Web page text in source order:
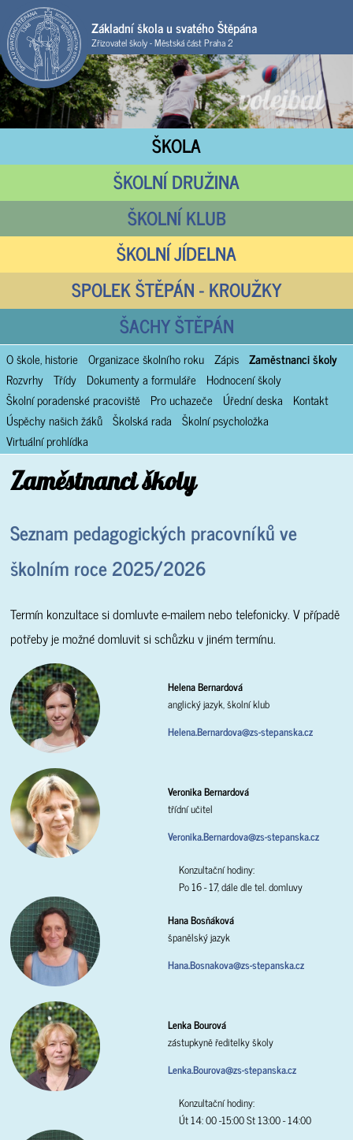
Základní škola u svatého Štěpána
Zřizovatel školy - Městská část Praha 2
ŠKOLA
ŠKOLNÍ DRUŽINA
ŠKOLNÍ KLUB
ŠKOLNÍ JÍDELNA
SPOLEK ŠTĚPÁN - KROUŽKY
ŠACHY ŠTĚPÁN
O škole, historie Organizace školního roku Zápis Zaměstnanci školy
Rozvrhy Třídy Dokumenty a formuláře
Hodnocení školy
Školní poradenské pracoviště
Pro uchazeče Úřední deska
Kontakt
Úspěchy našich žáků Školská rada Školní psycholožka
Virtuální prohlídka
Zaměstnanci školy
Seznam pedagogických pracovníků ve
školním roce 2025/2026
Termín konzultace si domluvte e-mailem nebo telefonicky. V případě
potřeby je možné domluvit si schůzku v jiném termínu.
Helena Bernardová
anglický jazyk, školní klub
Helena.Bernardova@zs-stepanska.cz
Veronika Bernardová
třídní učitel
Veronika.Bernardova@zs-stepanska.cz
Konzultační hodiny:
Po 16 - 17, dále dle tel. domluvy
Hana Bosňáková
španělský jazyk
Hana.Bosnakova@zs-stepanska.cz
Lenka Bourová
zástupkyně ředitelky školy
Lenka.Bourova@zs-stepanska.cz
Konzultační hodiny:
Út 14: 00 -15:00 St 13:00 - 14:00